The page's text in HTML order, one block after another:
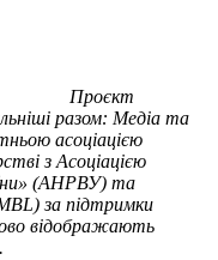
Проєкт
разом: Медіа та
асоціацією
з Асоціацією
(АНРВУ) та
за підтримки
відображають